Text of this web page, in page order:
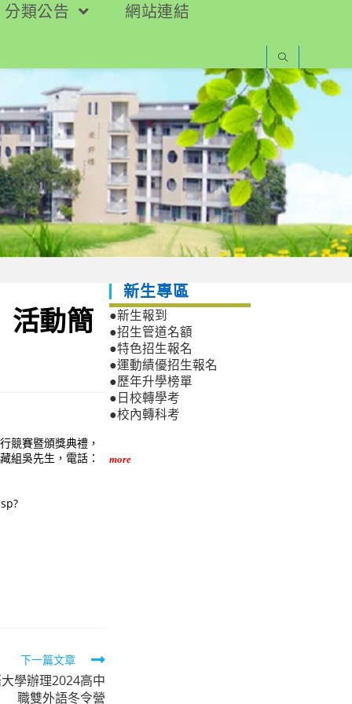
分類公告
網站連結
活動簡
競賽暨頒獎典禮，
組吳先生，電話：
下一篇文章
學辦理2024高中
職雙外語冬令營
新生專區
●新生報到
●招生管道名額
●特色招生報名
●運動績優招生報名
●歷年升學榜單
●日校轉學考
●校內轉科考
more